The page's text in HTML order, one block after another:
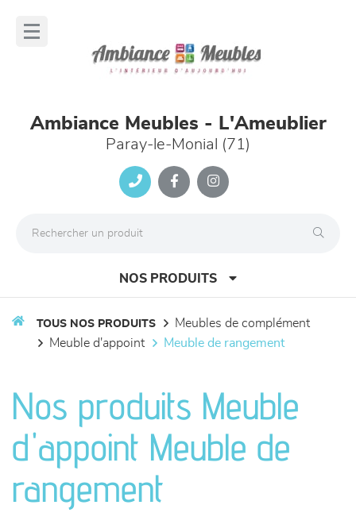
Ambiance Meubles - L'Ameublier
Paray-le-Monial (71)
NOS PRODUITS
séjours
meubles de complément
chambres et dressing
TOUS NOS PRODUITS
meubles de complément
meuble d'appoint
meuble de rangement
Nos produits Meuble
d'appoint Meuble de
rangement